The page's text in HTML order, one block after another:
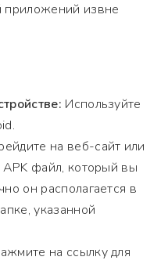
приложений извне
Используйте
на веб-сайт или
APK файл, который вы
он располагается в
указанной
на ссылку для